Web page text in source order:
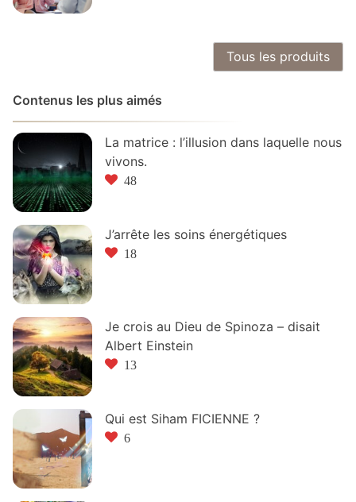
Tous les produits
Contenus les plus aimés
La matrice : l’illusion dans laquelle nous
vivons.
48
J’arrête les soins énergétiques
18
Je crois au Dieu de Spinoza – disait
Albert Einstein
13
Qui est Siham FICIENNE ?
6